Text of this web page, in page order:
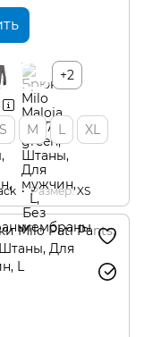
+2
S M L
XL
Размер XS